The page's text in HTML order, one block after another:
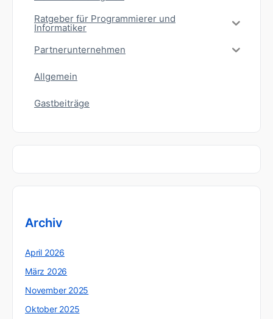
Ratgeber für Programmierer und
Informatiker
Partnerunternehmen
Allgemein
Gastbeiträge
Archiv
April 2026
März 2026
November 2025
Oktober 2025